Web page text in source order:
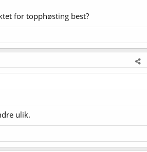
for topphøsting best?
ulik.